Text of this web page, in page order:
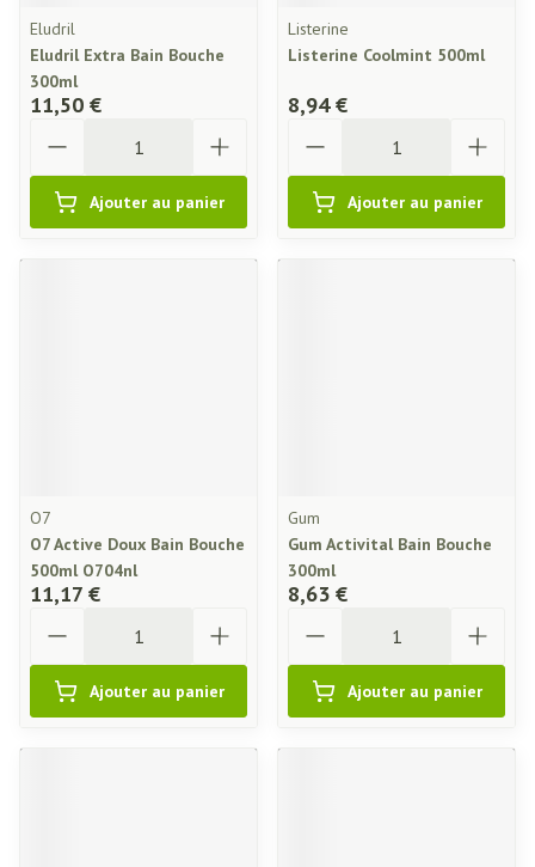
Eludril
Eludril Extra Bain Bouche
300ml
11,50 €
Ajouter au panier
Listerine
Listerine Coolmint 500ml
8,94 €
Ajouter au panier
O7
O7 Active Doux Bain Bouche
500ml O704nl
11,17 €
Ajouter au panier
Gum
Gum Activital Bain Bouche
300ml
8,63 €
Ajouter au panier